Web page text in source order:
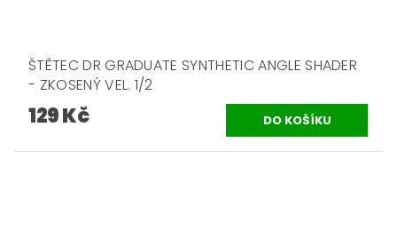
ŠTĚTEC DR GRADUATE SYNTHETIC ANGLE SHADER
- ZKOSENÝ VEL. 1/2
129 Kč